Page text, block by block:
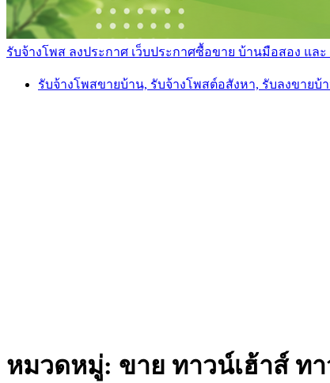
รับจ้างโพส ลงประกาศ เว็บประกาศซื้อขาย บ้านมือสอง แล
รับจ้างโพสขายบ้าน, รับจ้างโพสต์อสังหา, รับลงขายบ้
หมวดหมู่: ขาย ทาวน์เฮ้าส์ ท